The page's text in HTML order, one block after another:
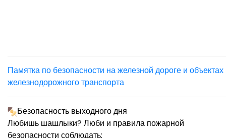
Памятка по безопасности на железной дороге и объектах
железнодорожного транспорта
Безопасность выходного дня
Любишь шашлыки? Люби и правила пожарной
безопасности соблюдать: